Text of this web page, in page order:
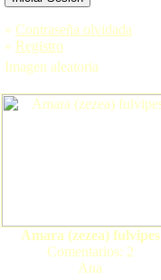
» Contraseña olvidada
» Registro
Imagen aleatoria
Amara (zezea) fulvipes
Comentarios: 2
Ana